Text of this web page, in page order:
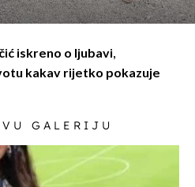
iskreno o ljubavi,
kakav rijetko pokazuje
GALERIJU